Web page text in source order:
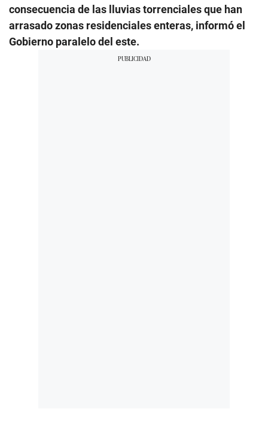
consecuencia de las lluvias torrenciales que han
arrasado zonas residenciales enteras, informó el
Gobierno paralelo del este.